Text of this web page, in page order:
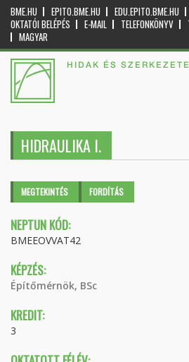
BME.HU EPITO.BME.HU EDU.EPITO.BME.HU
OKTATÓI BELÉPÉS
E-MAIL TELEFONKÖNYV
MAGYAR
HIDAK ÉS
HIDRAULIKA I.
Elsődleges fülek
MEGTEKINTÉS (AKTÍVFORDÍTÁS
NEPTUN KÓD:
BMEEOVVAT42
KÉPZÉS:
Építőmérnök, BSc
KREDIT:
3